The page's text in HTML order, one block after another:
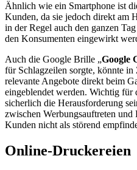
Ähnlich wie ein Smartphone ist
Kunden, da sie jedoch direkt am
in der Regel auch den ganzen
den Konsumenten eingewirkt
Auch die Google Brille „Google
für Schlagzeilen sorgte, könnte
relevante Angebote direkt beim
eingeblendet werden. Wichtig für
sicherlich die Herausforderung
zwischen Werbungsauftreten und
Kunden nicht als störend
Online-Druckereien